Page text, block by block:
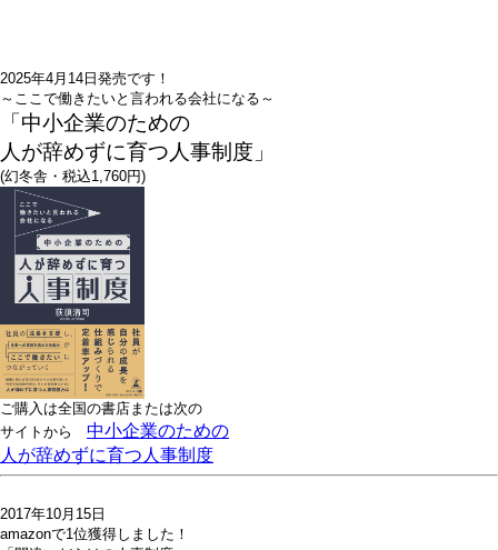
2025年4月14日発売です！
～ここで働きたいと言われる会社になる～
「中小企業のための
人が辞めずに育つ人事制度」
(幻冬舎・税込1,760円)
ご購入は全国の書店または次の
サイトから 中小企業のための
人が辞めずに育つ人事制度
2017年10月15日
amazonで1位獲得しました！